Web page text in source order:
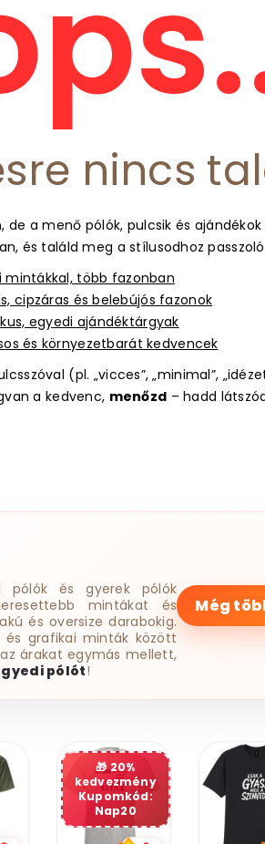
nincs
a menő pólók, pulcsik és
és találd meg a stílusodhoz
mintákkal, több fazonban
cipzáras és belebújós fazonok
egyedi ajándéktárgyak
és környezetbarát kedvencek
(pl. „vicces”, „minimal”,
a kedvenc, menőzd – hadd
és gyerek pólók
mintákat és
és oversize darabokig.
és grafikai minták között
árakat egymás mellett,
pólót!
Még